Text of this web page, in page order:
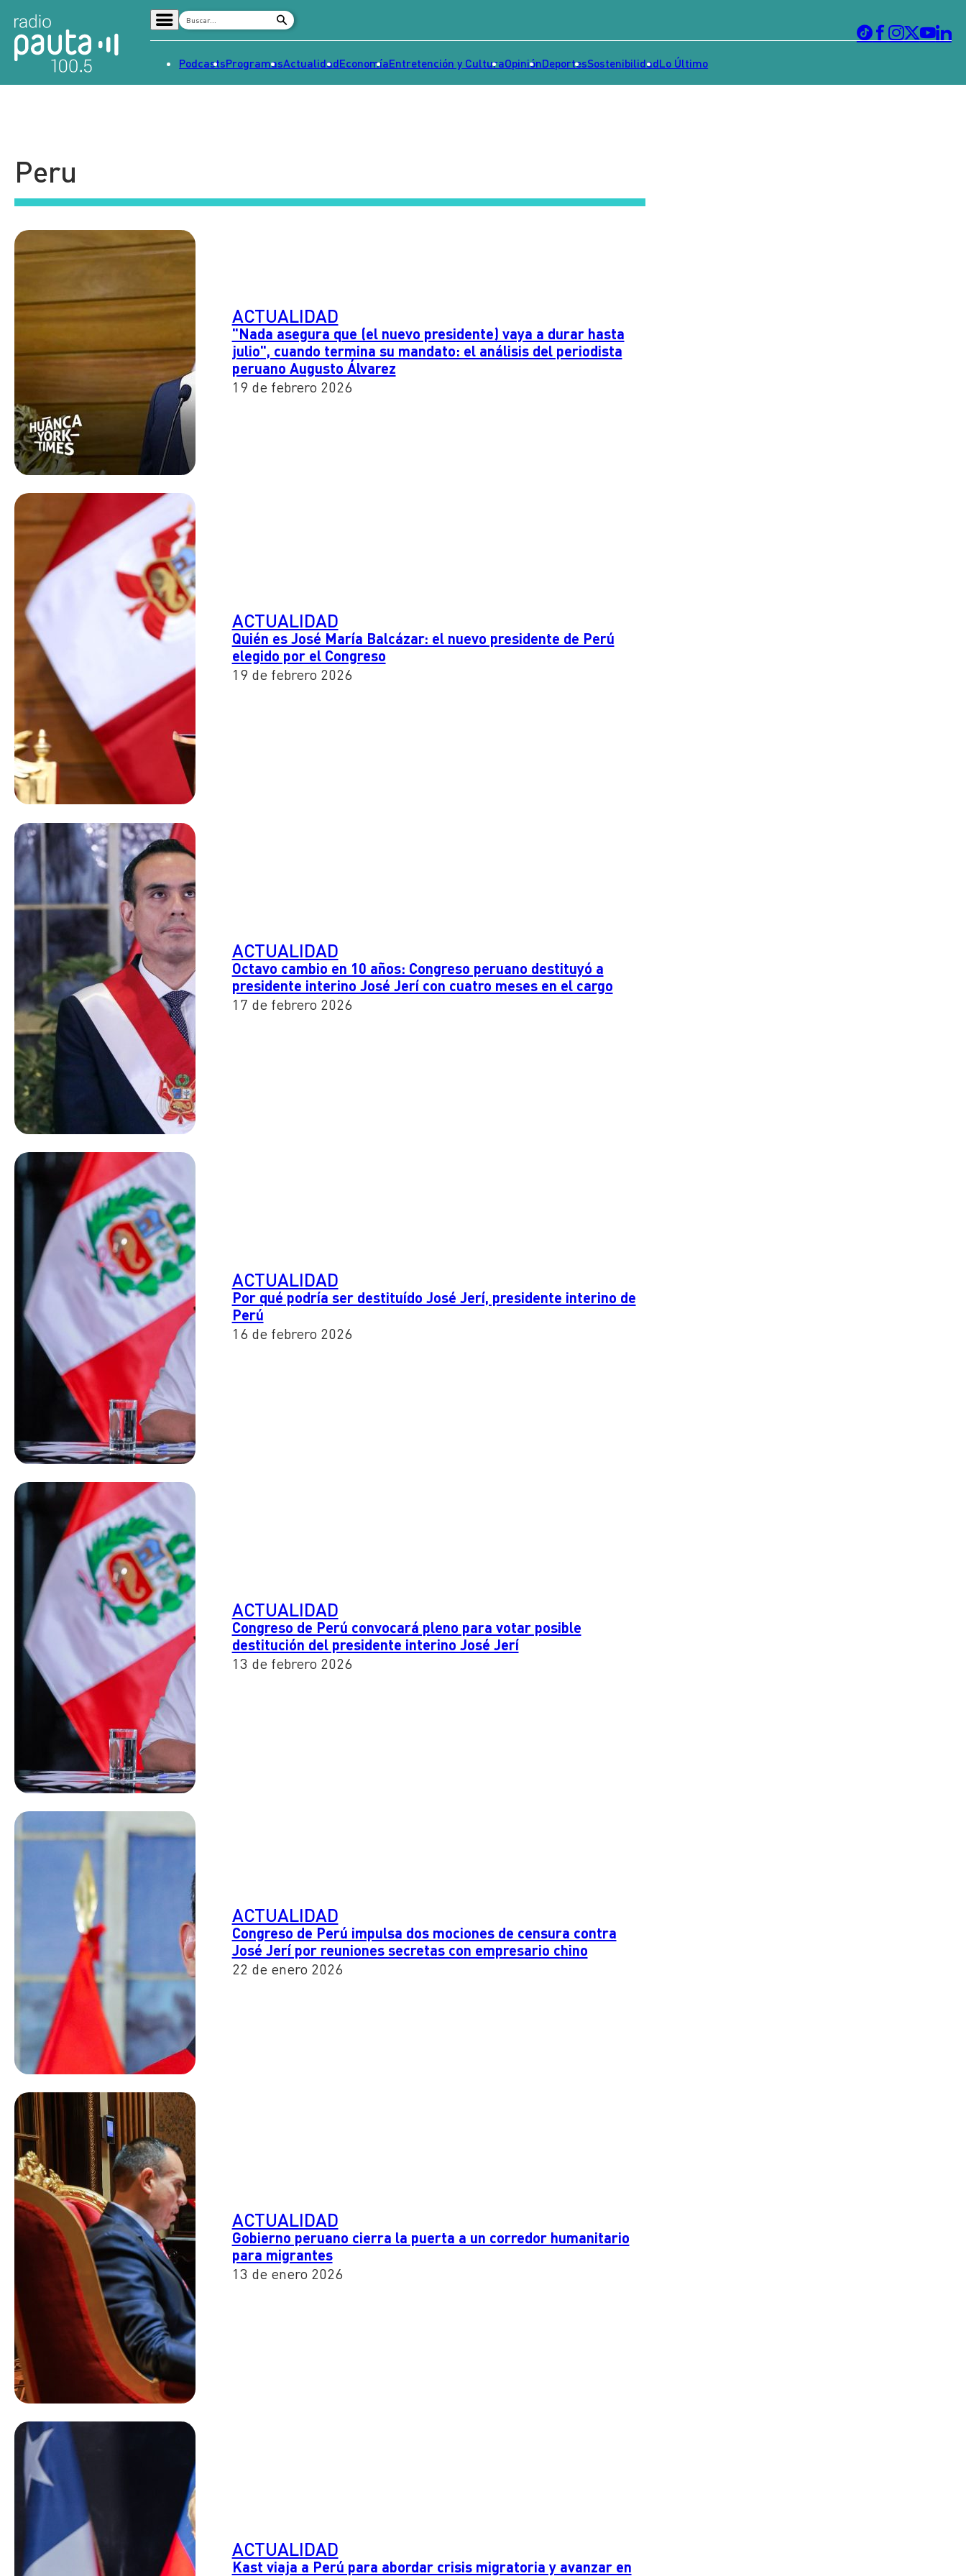
Tendencias
Dato en Pauta
PodcastsProgramasActualidadEconomíaEntretención y CulturaOpiniónDeportesSostenibilidadLo Último
Peru
ACTUALIDAD
"Nada asegura que (el nuevo presidente) vaya a durar hasta
julio", cuando termina su mandato: el análisis del periodista
peruano Augusto Álvarez
19 de febrero 2026
ACTUALIDAD
Quién es José María Balcázar: el nuevo presidente de Perú
elegido por el Congreso
19 de febrero 2026
ACTUALIDAD
Octavo cambio en 10 años: Congreso peruano destituyó a
presidente interino José Jerí con cuatro meses en el cargo
17 de febrero 2026
ACTUALIDAD
Por qué podría ser destituído José Jerí, presidente interino de
Perú
16 de febrero 2026
ACTUALIDAD
Congreso de Perú convocará pleno para votar posible
destitución del presidente interino José Jerí
13 de febrero 2026
ACTUALIDAD
Congreso de Perú impulsa dos mociones de censura contra
José Jerí por reuniones secretas con empresario chino
22 de enero 2026
ACTUALIDAD
Gobierno peruano cierra la puerta a un corredor humanitario
para migrantes
13 de enero 2026
ACTUALIDAD
Kast viaja a Perú para abordar crisis migratoria y avanzar en